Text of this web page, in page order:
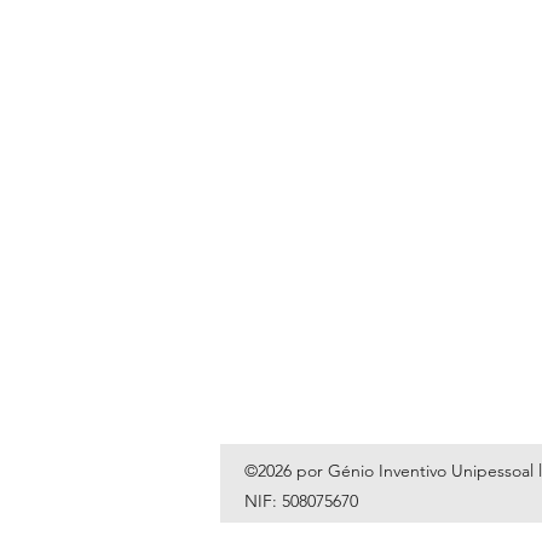
©2026 por Génio Inventivo Unipessoal
NIF: 508075670